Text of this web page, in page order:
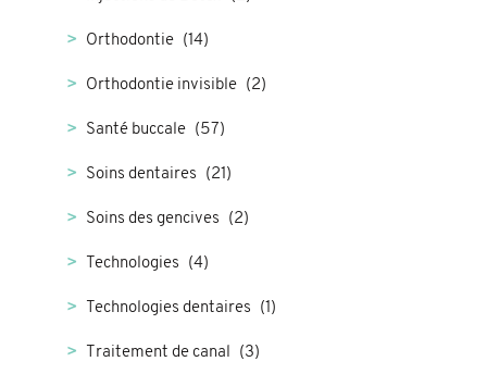
Orthodontie (14)
Orthodontie invisible (2)
Santé buccale (57)
Soins dentaires (21)
Soins des gencives (2)
Technologies (4)
Technologies dentaires (1)
Traitement de canal (3)